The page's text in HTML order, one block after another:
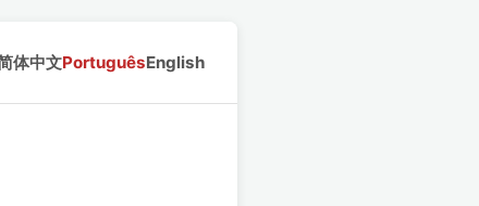
体中文PortuguêsEnglish